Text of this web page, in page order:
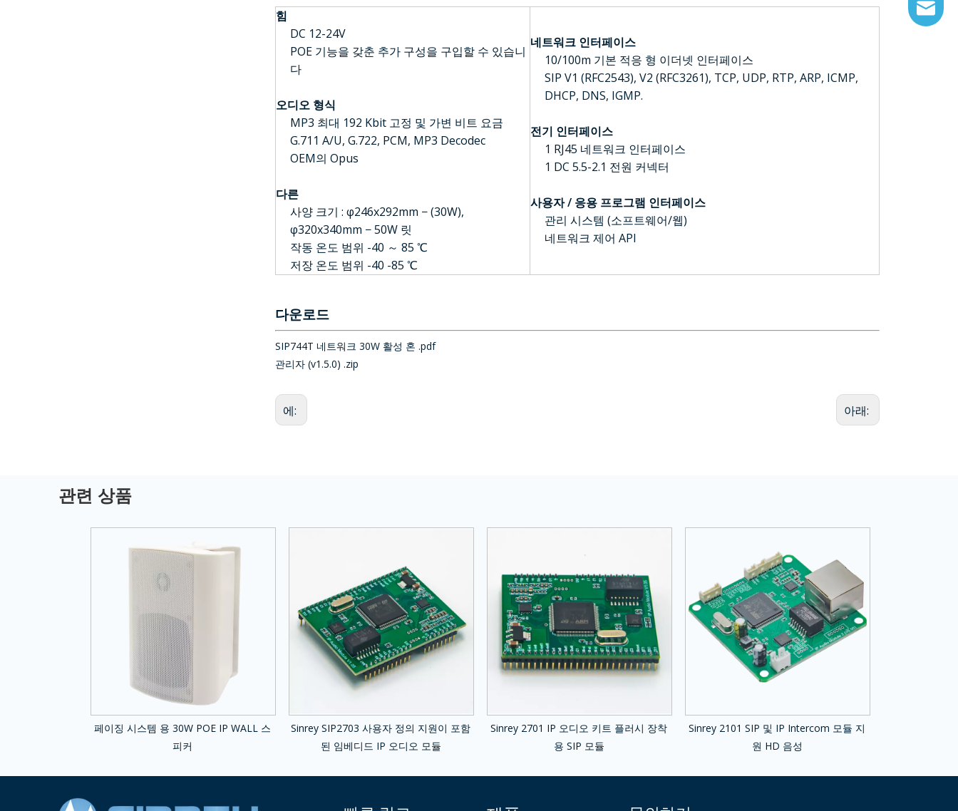
힘
DC 12-24V
POE 기능을 갖춘 추가 구성을 구입할 수 있습니
다
오디오 형식
MP3 최대 192 Kbit 고정 및 가변 비트 요금
G.711 A/U, G.722, PCM, MP3 Decodec
OEM의 Opus
다른
사양 크기 : φ246x292mm − (30W),
φ320x340mm − 50W 릿
작동 온도 범위 -40 ～ 85 ℃
저장 온도 범위 -40 -85 ℃
네트워크 인터페이스
10/100m 기본 적응 형 이더넷 인터페이스
SIP V1 (RFC2543), V2 (RFC3261), TCP, UDP, RTP, ARP, ICMP,
DHCP, DNS, IGMP.
전기 인터페이스
1 RJ45 네트워크 인터페이스
1 DC 5.5-2.1 전원 커넥터
사용자 / 응용 프로그램 인터페이스
관리 시스템 (소프트웨어/웹)
네트워크 제어 API
다운로드
SIP744T 네트워크 30W 활성 혼 .pdf
관리자 (v1.5.0) .zip
에: 아래:
관련 상품
페이징 시스템 용 30W POE IP WALL 스
피커
Sinrey SIP2703 사용자 정의 지원이 포함
된 임베디드 IP 오디오 모듈
Sinrey 2701 IP 오디오 키트 플러시 장착
용 SIP 모듈
Sinrey 2101 SIP 및 IP Intercom 모듈 지
원 HD 음성
이메일